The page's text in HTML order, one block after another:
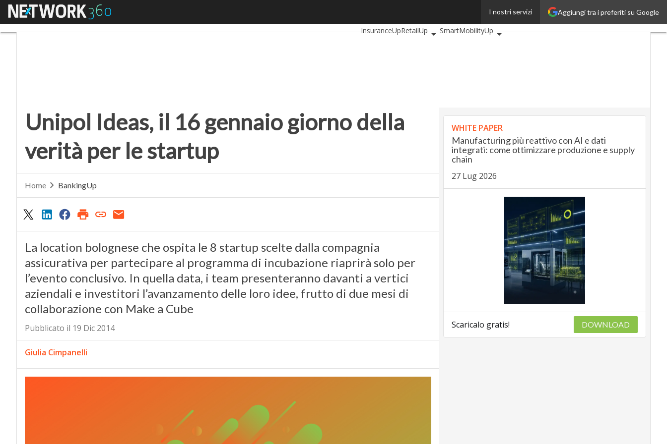
Aggiungi tra i preferiti su Google
I nostri servizi
Menu
BankingUp
InsuranceUpRetailUp
SmartMobilityUp
Unipol Ideas, il 16 gennaio giorno della
verità per le startup
Home BankingUp
La location bolognese che ospita le 8 startup scelte dalla compagnia
assicurativa per partecipare al programma di incubazione riaprirà solo per
l’evento conclusivo. In quella data, i team presenteranno davanti a vertici
aziendali e investitori l’avanzamento delle loro idee, frutto di due mesi di
collaborazione con Make a Cube
Pubblicato il 19 Dic 2014
Giulia Cimpanelli
WHITE PAPER
Manufacturing più reattivo con AI e dati
integrati: come ottimizzare produzione e supply
chain
27 Lug 2026
Scaricalo gratis! DOWNLOAD